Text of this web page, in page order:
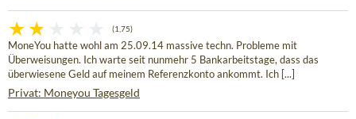
(1,75)
MoneYou hatte wohl am 25.09.14 massive techn. Probleme mit
Überweisungen. Ich warte seit nunmehr 5 Bankarbeitstage, dass das
überwiesene Geld auf meinem Referenzkonto ankommt. Ich [...]
Privat: Moneyou Tagesgeld